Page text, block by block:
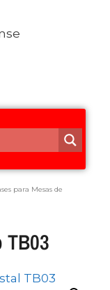
para Mesas de
TB03